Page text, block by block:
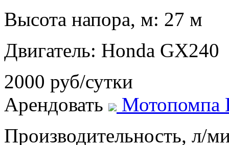
Высота напора, м: 27 м
Двигатель: Honda GX240
2000 руб/сутки
Арендовать
Мотопомпа
Производительность, л/